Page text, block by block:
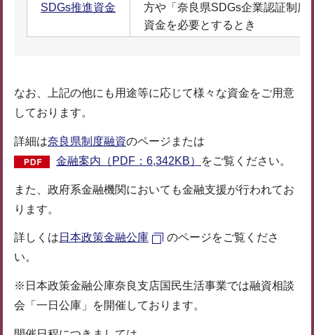
SDGs推進資金
方や「奈良県SDGs企業認証制度
資金を必要とするとき
なお、上記の他にも用途等に応じて様々な資金をご用意
しております。
詳細は奈良県制度融資のページまたは
金融案内（PDF：6,342KB）
をご覧ください。
また、政府系金融機関においても金融支援が行われてお
ります。
詳しくは 日本政策金融公庫
のページをご覧くださ
い。
※日本政策金融公庫奈良支店国民生活事業では融資相談
会「一日公庫」を開催しております。